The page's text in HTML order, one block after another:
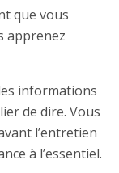
que vous
apprenez
informations
de dire. Vous
l’entretien
à l’essentiel.